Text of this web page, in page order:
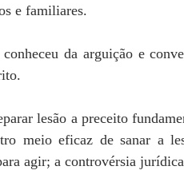
e familiares.
da arguição e
lesão a preceito
meio eficaz de sanar a
agir; a controvérsia